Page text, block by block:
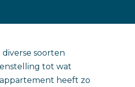
soorten
tot wat
heeft zo